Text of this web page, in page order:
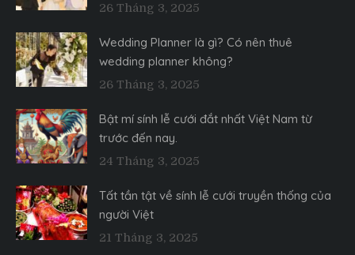
26 Tháng 3, 2025
Wedding Planner là gì? Có nên thuê
wedding planner không?
26 Tháng 3, 2025
Bật mí sính lễ cưới đắt nhất Việt Nam từ
trước đến nay.
24 Tháng 3, 2025
Tất tần tật về sính lễ cưới truyền thống của
người Việt
21 Tháng 3, 2025